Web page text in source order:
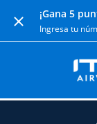
¡Gana 5
Ingresa tu